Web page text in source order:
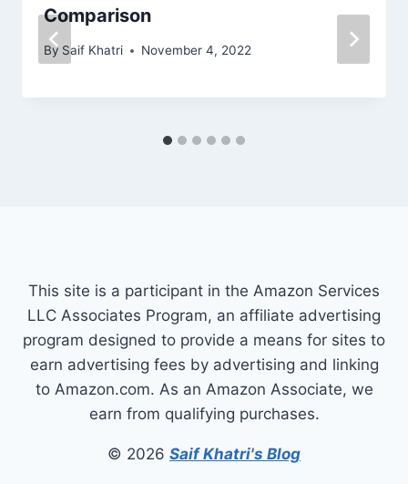
Comparison
By Saif Khatri November 4, 2022
This site is a participant in the Amazon Services
LLC Associates Program, an affiliate advertising
program designed to provide a means for sites to
earn advertising fees by advertising and linking
to Amazon.com. As an Amazon Associate, we
earn from qualifying purchases.
© 2026 Saif Khatri's Blog